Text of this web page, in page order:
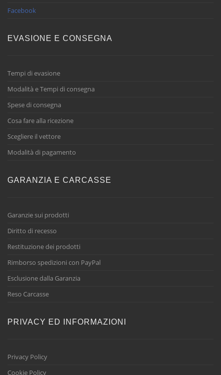
Facebook
EVASIONE E CONSEGNA
Tempi di evasione
Modalità e Tempi di consegna
Spese di consegna
Cosa fare alla ricezione
Scegliere il vettore
Modalità di pagamento
GARANZIA E CARCASSE
Garanzie sui prodotti
Diritto di recesso
Restituzione dei prodotti
Rimborso spedizioni con PayPal
Esclusione dalla Garanzia
Reso Carcasse
PRIVACY ED INFORMAZIONI
Privacy Policy
Cookie Policy